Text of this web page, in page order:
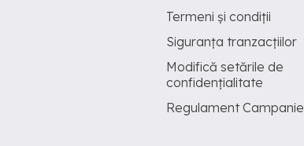
Termeni și condiții
Siguranța tranzacțiilor
Modifică setările de
confidențialitate
Regulament Campanie